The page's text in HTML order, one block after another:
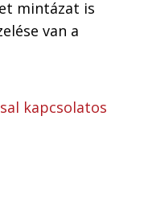
mintázat is
van a
kapcsolatos